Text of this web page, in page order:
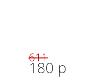
611
180 р